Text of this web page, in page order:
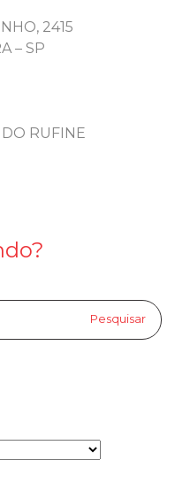
2415
– SP
RUFINE